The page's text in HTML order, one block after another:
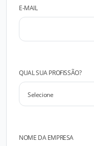
E-MAIL
QUAL SUA PROFISSÃO?
NOME DA EMPRESA